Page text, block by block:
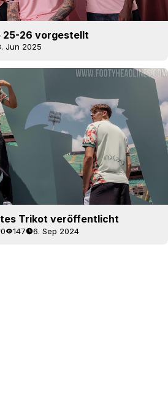
25-26 vorgestellt
Jun 2025
Trikot veröffentlicht
0 147 6. Sep 2024